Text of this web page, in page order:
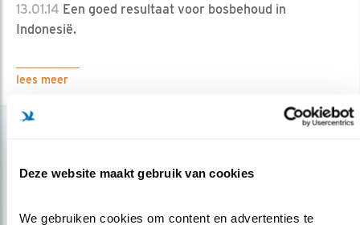
Deze website maakt gebruik van cookies
We gebruiken cookies om content en advertenties te
13.01.14 Een goed resultaat voor bosbehoud in
Indonesië.
lees meer